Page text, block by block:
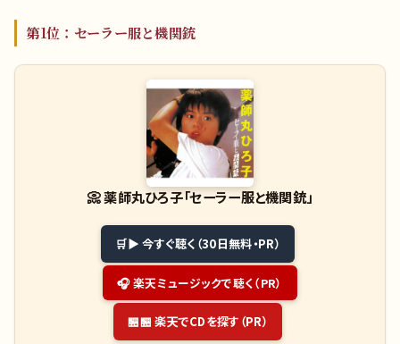
第1位：セーラー服と機関銃
📀薬師丸ひろ子「セーラー服と機関銃」
▶ 今すぐ聴く（30日無料・PR）
🎧 楽天ミュージックで聴く（PR）
🏪 楽天でCDを探す（PR）